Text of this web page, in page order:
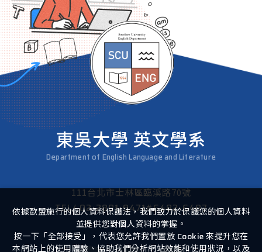
東吳大學 英文學系
Department of English Language and Literature
111台北市士林區臨溪路70號
TEL/ 02-2881-9471#6482-6487
依據歐盟施行的個人資料保護法，我們致力於保護您的個人資料
並提供您對個人資料的掌握。
按一下「全部接受」，代表您允許我們置放 Cookie 來提升您在
本網站上的使用體驗、協助我們分析網站效能和使用狀況，以及